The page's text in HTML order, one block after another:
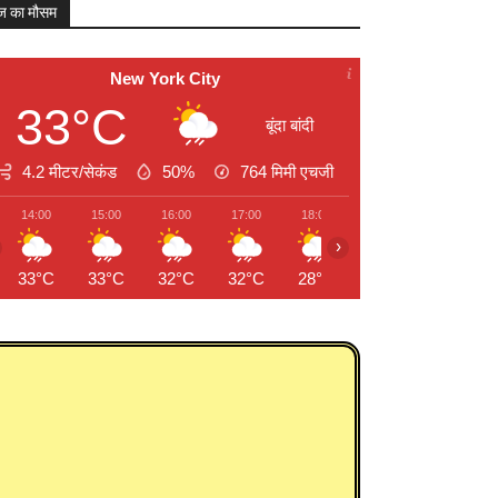
मौसम
New York City
33°C बूंदा बांदी
4.2 मीटर/सेकंड 50% 764मिमी एचजी
14:00
33°C
15:00
33°C
16:00
32°C
17:00
32°C
18:00
28°C
›